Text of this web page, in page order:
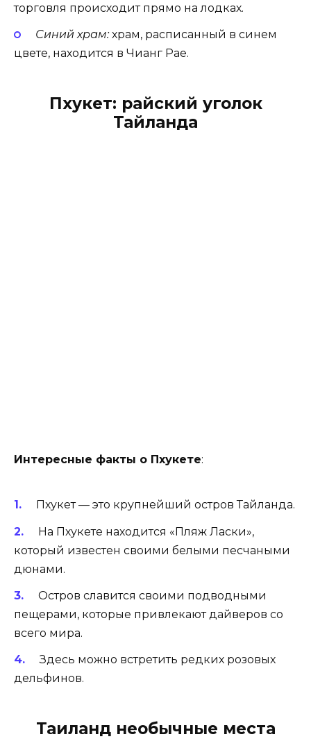
торговля происходит прямо на лодках.
Синий храм:храм, расписанный в синем
цвете, находится в Чианг Рае.
Пхукет: райский уголок
Тайланда
Интересные факты о Пхукете:
Пхукет — это крупнейший остров Тайланда.
На Пхукете находится «Пляж Ласки»,
который известен своими белыми песчаными
дюнами.
Остров славится своими подводными
пещерами, которые привлекают дайверов со
всего мира.
Здесь можно встретить редких розовых
дельфинов.
Таиланд необычные места